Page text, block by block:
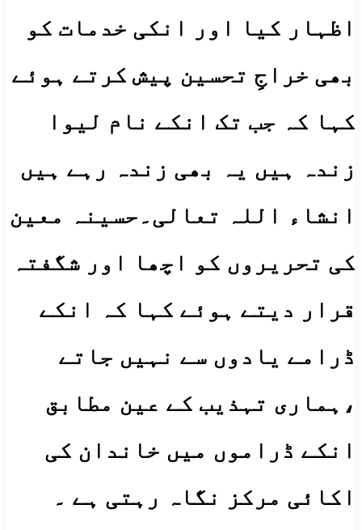
اظہار کیا اور انکی خدمات کو
بھی خراجِ تحسین پیش کرتے ہوئے
کہا کہ جب تک انکے نام لیوا
زندہ ہیں یہ بھی زندہ رہے ہیں
انشاء اللہ تعالی۔حسینہ معین
کی تحریروں کو اچھا اور شگفتہ
قرار دیتے ہوئے کہا کہ انکے
ڈرامے یادوں سے نہیں جاتے
،ہماری تہذیب کے عین مطابق
انکے ڈراموں میں خاندان کی
اکائی مرکز نگاہ رہتی ہے ۔